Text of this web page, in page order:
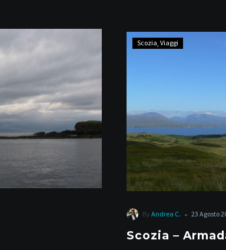
Orcadi
Scozia Viaggi
By Andrea C. - 23 Agosto
Scozia –